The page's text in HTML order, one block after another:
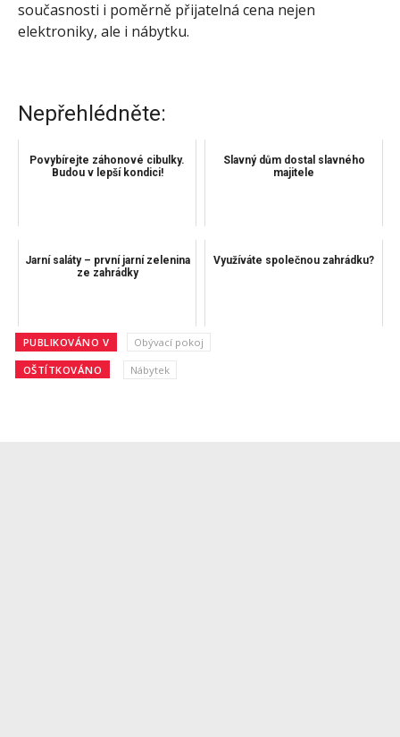
současnosti i poměrně přijatelná cena nejen
elektroniky, ale i nábytku.
Nepřehlédněte:
Povybírejte záhonové cibulky.
Budou v lepší kondici!
Slavný dům dostal slavného
majitele
Jarní saláty – první jarní zelenina
ze zahrádky
Využíváte společnou zahrádku?
PUBLIKOVÁNO V Obývací pokoj
OŠTÍTKOVÁNO Nábytek